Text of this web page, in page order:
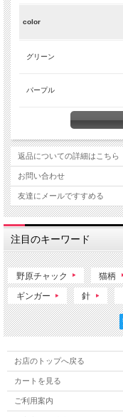
color
グリーン
パープル
返品についての詳細はこちら
お問い合わせ
友達にメールですすめる
注目のキーワード
野原チャック 猫柄
ギンガー 針
お店のトップへ戻る
カートを見る
ご利用案内